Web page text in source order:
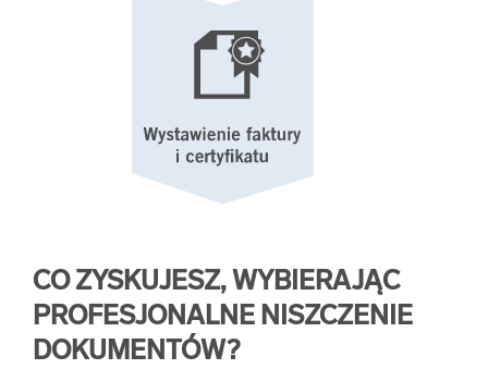
CO ZYSKUJESZ, WYBIERAJĄC
PROFESJONALNE NISZCZENIE
DOKUMENTÓW?